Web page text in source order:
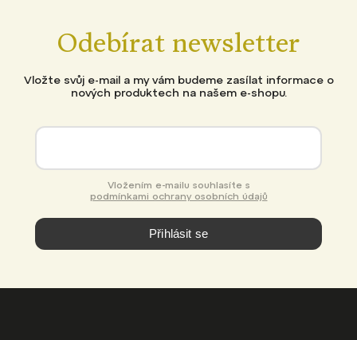
Odebírat newsletter
Vložte svůj e-mail a my vám budeme zasílat informace o
nových produktech na našem e-shopu.
podmínkami ochrany osobních údajů
Přihlásit se